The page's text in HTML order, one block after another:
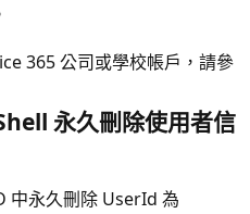
365 公司或學校帳戶，請參
永久刪除使用者信
永久刪除 UserId 為